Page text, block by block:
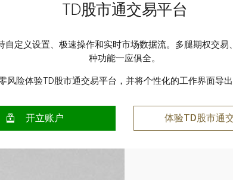
TD股市通交易平台
自定义设置、极速操作和实时市场数据流。多腿期权交易
种功能一应俱全。
风险体验TD股市通交易平台，并将个性化的工作界面导出
开立账户 体验TD股市通